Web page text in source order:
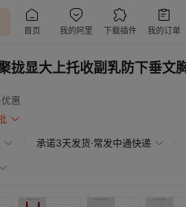
拢显大上托收副乳防下垂文
惠
承诺3天发货·常发中通快递